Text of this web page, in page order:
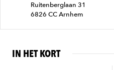
Ruitenberglaan 31
6826 CC Arnhem
IN HET KORT